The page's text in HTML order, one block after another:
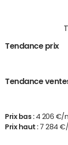
Tendance prix
Tendance
Prix bas : 4 206 €/
Prix haut : 7 284